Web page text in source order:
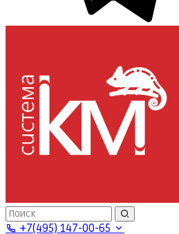
+7(495) 147-00-65